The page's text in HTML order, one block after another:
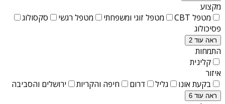
מקצוע
מטפל CBT
מטפל זוגי ומשפחתי מטפל רגשי
סקסולוג
פסיכולוג
ראה עוד 2
התמחות
קלינית
איזור
בקעת אונו
גליל דרום חיפה והקריות ירושלים והסביבה
ראה עוד 6